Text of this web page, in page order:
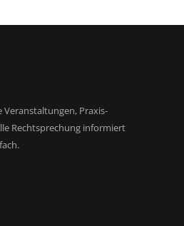
Veranstaltungen, Praxis-
Rechtsprechung informiert